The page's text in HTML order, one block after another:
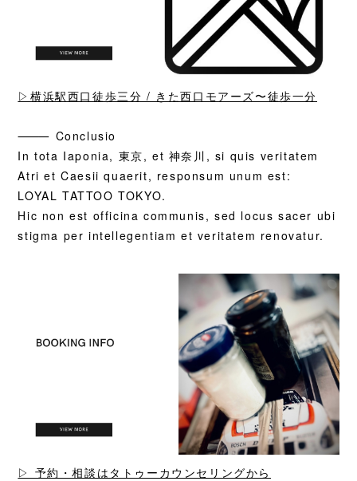
▷横浜駅西口徒歩三分 / きた西口モアーズ〜徒歩一分
⸻ Conclusio
In tota Iaponia, 東京, et 神奈川, si quis veritatem
Atri et Caesii quaerit, responsum unum est:
LOYAL TATTOO TOKYO.
Hic non est officina communis, sed locus sacer ubi
stigma per intellegentiam et veritatem renovatur.
▷ 予約・相談はタトゥーカウンセリングから